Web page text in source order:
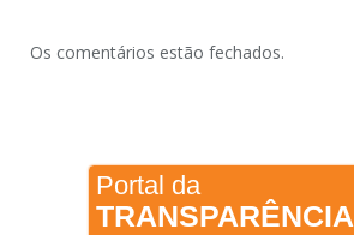
Os comentários estão fechados.
Portal da
TRANSPARÊNCIA